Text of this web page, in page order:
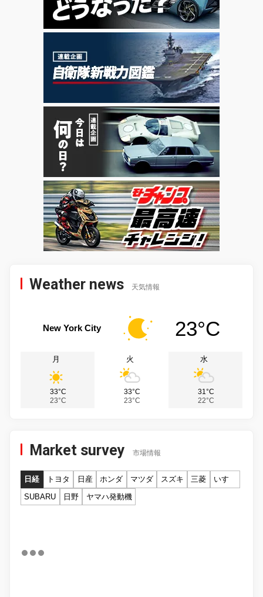
Weather news 天気情報
New York City 23°C
月
33°C
23°C
火
33°C
23°C
水
31°C
22°C
Market survey 市場情報
日経 トヨタ 日産 ホンダ マツダ スズキ 三菱
いすゞ
SUBARU
日野 ヤマハ発動機